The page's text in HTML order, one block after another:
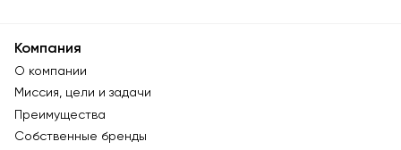
Компания
О компании
Миссия, цели и задачи
Преимущества
Собственные бренды